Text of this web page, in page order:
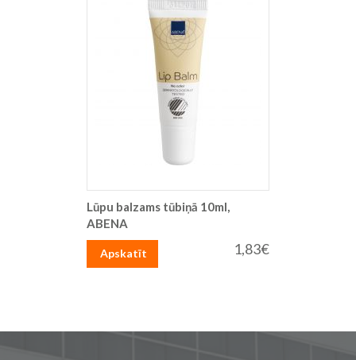
Lūpu balzams tūbiņā 10ml,
ABENA
1,83€
Apskatīt